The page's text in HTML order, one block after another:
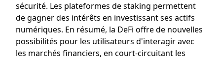
sécurité. Les plateformes de staking permettent
de gagner des intérêts en investissant ses actifs
numériques. En résumé, la DeFi offre de nouvelles
possibilités pour les utilisateurs d'interagir avec
les marchés financiers, en court-circuitant les